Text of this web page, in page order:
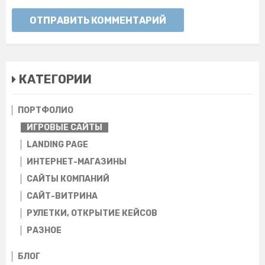
ОТПРАВИТЬ КОММЕНТАРИЙ
КАТЕГОРИИ
ПОРТФОЛИО
ИГРОВЫЕ САЙТЫ
LANDING PAGE
ИНТЕРНЕТ-МАГАЗИНЫ
CАЙТЫ КОМПАНИЙ
САЙТ-ВИТРИНА
РУЛЕТКИ, ОТКРЫТИЕ КЕЙСОВ
РАЗНОЕ
БЛОГ